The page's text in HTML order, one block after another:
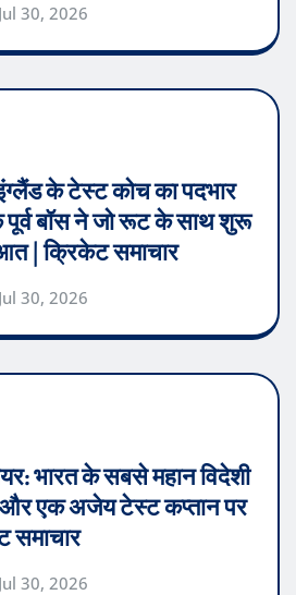
Jul 30, 2026
के टेस्ट कोच का पदभार
बॉस ने जो रूट के साथ शुरू
| क्रिकेट समाचार
Jul 30, 2026
भारत के सबसे महान विदेशी
एक अजेय टेस्ट कप्तान पर
समाचार
Jul 30, 2026